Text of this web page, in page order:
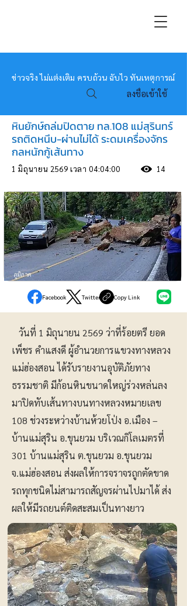
หมอข่าว
ข่าวจริง ไม่แต่งเติม ครบถ้วน ฉับไว ทันเหตุการณ์
ลงชื่อเข้าใช้
หินยักษ์ถล่มปิดตาย ทล.108 แม่สุรินทร์
รถติดหนึบ-ผ่านไม่ได้ ระดมเครื่องจักร
กลหนักกู้เส้นทาง
1 มิถุนายน 2569 เวลา 04:04:00 14
ภูมิภาค
Facebook Twitter Copy Link
วันที่ 1 มิถุนายน 2569 ว่าที่ร้อยตรี ยอด
เพ็ชร คำแสงดี ผู้อำนวยการแขวงทางหลวง
แม่ฮ่องสอน ได้รับรายงานอุบัติภัยทาง
ธรรมชาติ มีก้อนหินขนาดใหญ่ร่วงหล่นลง
มาปิดทับเส้นทางบนทางหลวงหมายเลข
108 ช่วงระหว่างบ้านห้วยโป่ง อ.เมือง –
บ้านแม่สุริน อ.ขุนยวม บริเวณกิโลเมตรที่
301 บ้านแม่สุริน ต.ขุนยวม อ.ขุนยวม
จ.แม่ฮ่องสอน ส่งผลให้การจราจรถูกตัดขาด
รถทุกชนิดไม่สามารถสัญจรผ่านไปมาได้ ส่ง
ผลให้มีรถยนต์ติดสะสมเป็นทางยาว